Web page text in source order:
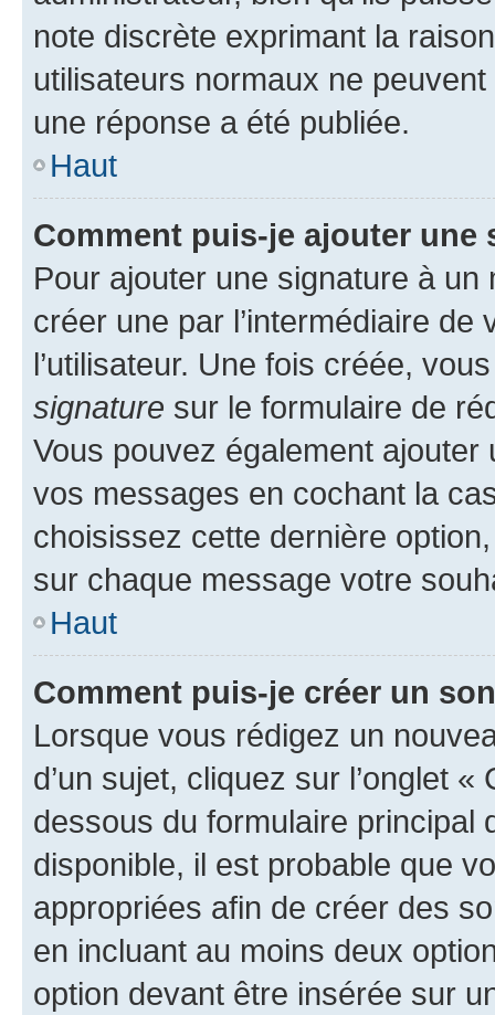
note discrète exprimant la
utilisateurs normaux ne
une réponse a été publiée.
Haut
Comment puis-je ajouter une
Pour ajouter une signature à un
créer une par l’intermédiaire
l’utilisateur. Une fois créée,
signature sur le formulaire de
Vous pouvez également
vos messages en cochant la
choisissez cette dernière
sur chaque message votre
Haut
Comment puis-je créer un
Lorsque vous rédigez un
d’un sujet, cliquez sur l’onglet
dessous du formulaire principal
disponible, il est probable que
appropriées afin de créer des
en incluant au moins deux
option devant être insérée sur